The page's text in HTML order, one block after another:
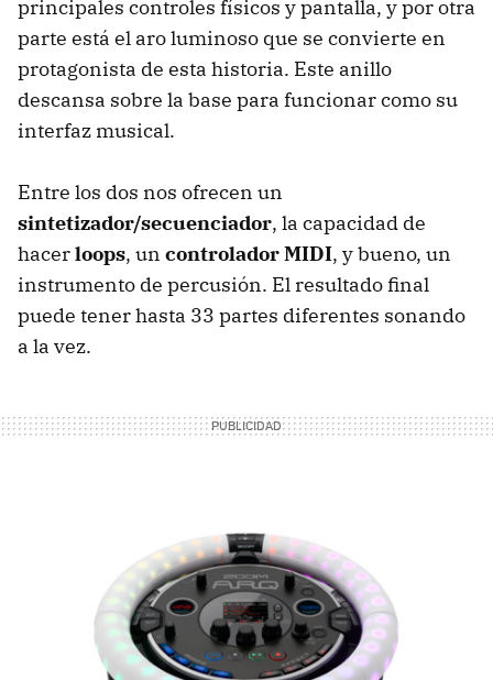
principales controles físicos y pantalla, y por otra
parte está el aro luminoso que se convierte en
protagonista de esta historia. Este anillo
descansa sobre la base para funcionar como su
interfaz musical.
Entre los dos nos ofrecen un
sintetizador/secuenciador, la capacidad de
hacerloops, un controlador MIDI, y bueno, un
instrumento de percusión. El resultado final
puede tener hasta 33 partes diferentes sonando
a la vez.